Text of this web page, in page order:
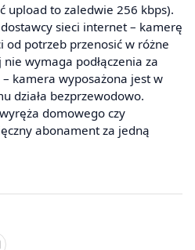
upload to zaledwie 256 kbps).
sieci internet – kamerę
od potrzeb przenosić w różne
wymaga podłączenia za
kamera wyposażona jest w
działa bezprzewodowo.
domowego czy
abonament za jedną